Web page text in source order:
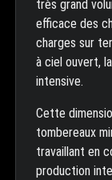
très grand
efficace des
charges sur
à ciel ouvert,
intensive.
Cette
tombereaux
travaillant en
production